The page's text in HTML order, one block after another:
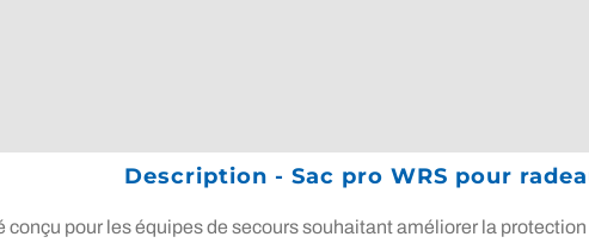
Description - Sac pro WRS pour
conçu pour les équipes de secours souhaitant améliorer la